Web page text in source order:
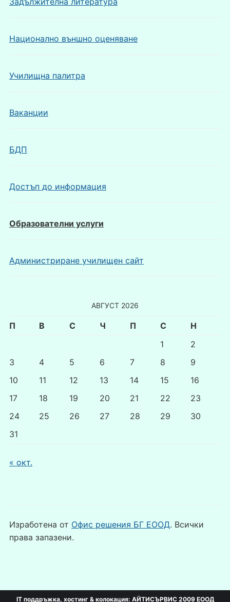
Национално външно оценяване
Училищна палитра
Ваканции
БДП
Достъп до информация
Образователни услуги
Администриране училищен сайт
АВГУСТ 2026
П В С Ч П С
Н
1
2
3
4 5 6 7 8
9
10
11 12 13 14 15
16
17
18 19 20 21 22
23
24
25 26 27 28 29
30
31
« окт.
Изработена от Офис решения БГ ЕООД. Всички
права запазени.
IT поддръжка, хостинг & колокация: АЙТИСЪРВИС 2009 ЕООД